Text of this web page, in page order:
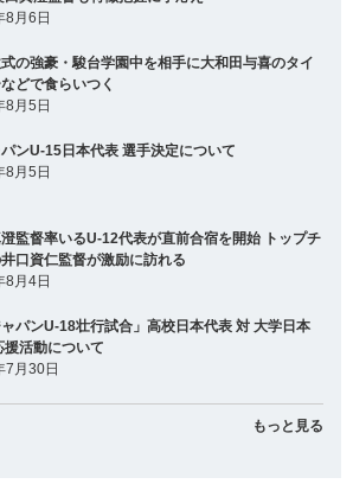
8月6日
の強豪・駿台学園中を相手に大和田与喜のタイ
どで食らいつく
8月5日
ンU-15日本代表 選手決定について
8月5日
監督率いるU-12代表が直前合宿を開始 トップチ
口資仁監督が激励に訪れる
8月4日
ャパンU-18壮行試合」高校日本代表 対 大学日本
援活動について
7月30日
もっと見る